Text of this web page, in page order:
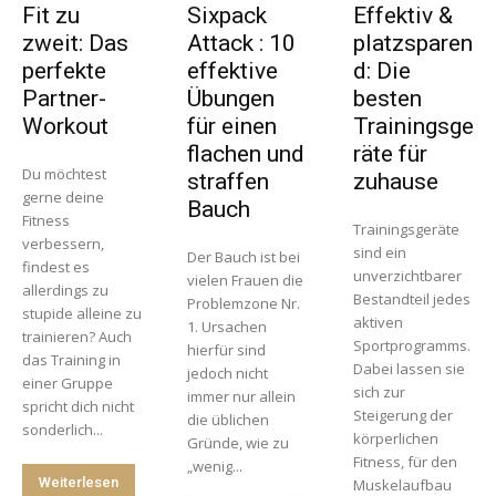
Fit zu
zweit: Das
perfekte
Partner-
Workout
Du möchtest
gerne deine
Fitness
verbessern,
findest es
allerdings zu
stupide alleine zu
trainieren? Auch
das Training in
einer Gruppe
spricht dich nicht
sonderlich...
Weiterlesen
Sixpack
Attack : 10
effektive
Übungen
für einen
flachen und
straffen
Bauch
Der Bauch ist bei
vielen Frauen die
Problemzone Nr.
1. Ursachen
hierfür sind
jedoch nicht
immer nur allein
die üblichen
Gründe, wie zu
„wenig...
Effektiv &
platzsparen
d: Die
besten
Trainingsge
räte für
zuhause
Trainingsgeräte
sind ein
unverzichtbarer
Bestandteil jedes
aktiven
Sportprogramms.
Dabei lassen sie
sich zur
Steigerung der
körperlichen
Fitness, für den
Muskelaufbau